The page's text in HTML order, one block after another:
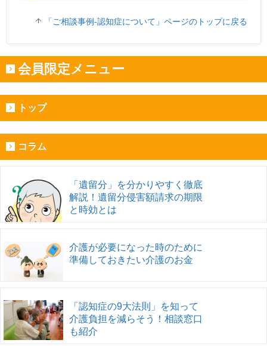
「ご相談事例-認知症について」ページのトップに戻る
会員限定メニュー
トップ
コラム
「遺留分」を分かりやすく徹底
解説！遺留分侵害額請求の期限
と時効とは
介護が必要になった時のために
準備しておきたい介護のお金
「認知症の9大法則」を知って
介護負担を減らそう！相談窓口
も紹介